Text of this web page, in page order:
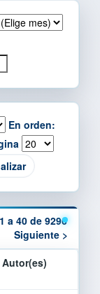
En orden:
a 40 de 9296
Siguiente >
Autor(es)